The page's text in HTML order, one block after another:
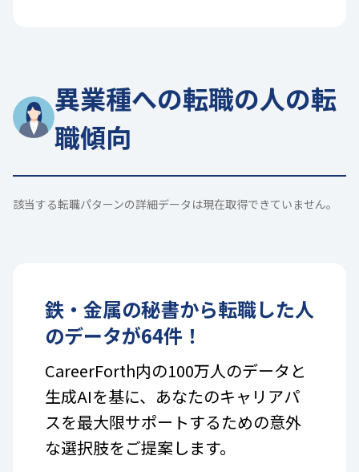
異業種への転職の人の転
職傾向
該当する転職パターンの詳細データは現在取得できていません。
鉄・金属の秘書から転職した人
のデータが64件！
CareerForth内の100万人のデータと
生成AIを基に、あなたのキャリアパ
スを最大限サポートするための意外
な選択肢をご提案します。